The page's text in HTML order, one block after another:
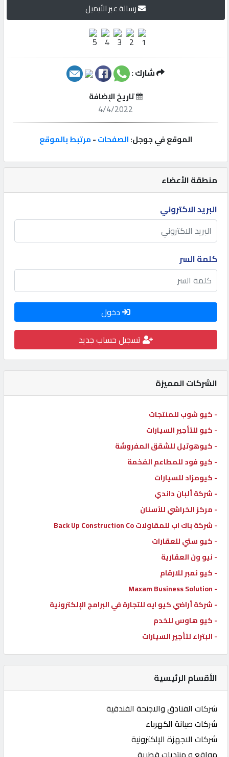
مميزة
إبحث
إعلانات
المنتدى
كيو
مزاد
كيو
نمبر
كارز
كيو
ماركت
الدليل
القطري
POWERED
QHOST
منطقة الأعضاء
البريد الاكتروني
كلمة السر
دخول
تسجيل حساب جديد
الشركات المميزة
- كيو شوب للمنتجات
- كيو للتأجير السيارات
- كيوهوتيل للشقق المفروشة
- كيو فود للمطاعم الفخمة
- كيومزاد للسيارات
- شركة ألبان داندي
- مركز الخراشي للأسنان
- شركة باك اب للمقاولات Back Up Construction Co
- كيو ستي للعقارات
- نيو ون العقارية
- كيو نمبر للارقام
- Maxam Business Solution
- شركة أراضي كيو ايه للتجارة في البرامج الإلكترونية
- كيو هاوس للخدم
- البتراء لتأجير السيارات
الأقسام الرئيسية
شركات الفنادق والاجنحة الفندقية
شركات صيانة الكهرباء
شركات الاجهزة الإلكترونية
رسالة عبر الأيميل
شارك :
تاريخ الإضافة
4/4/2022
الموقع في جوجل:الصفحات-مرتبط بالموقع